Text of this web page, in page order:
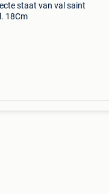
staat van val saint
18Cm